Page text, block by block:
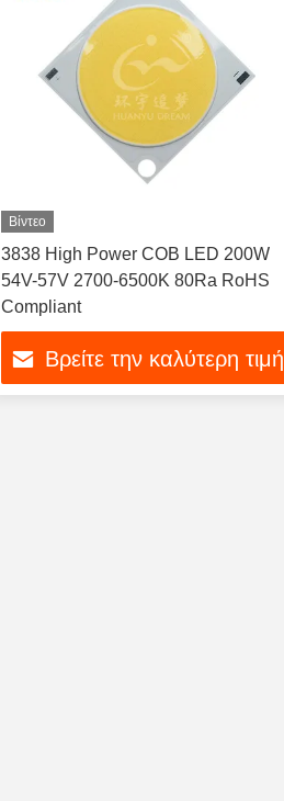
Βίντεο
3838 High Power COB LED 200W
54V-57V 2700-6500K 80Ra RoHS
Compliant
Βρείτε την καλύτερη τιμή